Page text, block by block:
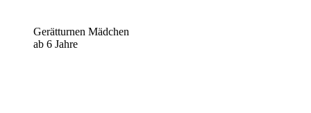
Gerätturnen Mädchen
ab 6 Jahre